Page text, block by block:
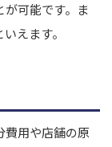
可能です。ま
えます。
費用や店舗の原